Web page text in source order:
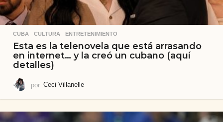
CUBA ,CULTURA ,ENTRETENIMIENTO
Esta es la telenovela que está arrasando
en internet… y la creó un cubano (aquí
detalles)
por Ceci Villanelle